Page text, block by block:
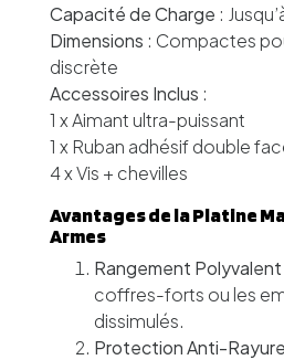
Capacité de Charge :
Dimensions : Compactes
discrète
Accessoires Inclus :
1 x Aimant ultra-puissant
1 x Ruban adhésif double
4 x Vis + chevilles
Avantages de la Platine
Armes
Rangement Polyvalent
coffres-forts ou les
dissimulés.
Protection Anti-